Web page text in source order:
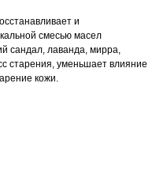
и
смесью масел
сандал, лаванда, мирра,
старения, уменьшает влияние
кожи.